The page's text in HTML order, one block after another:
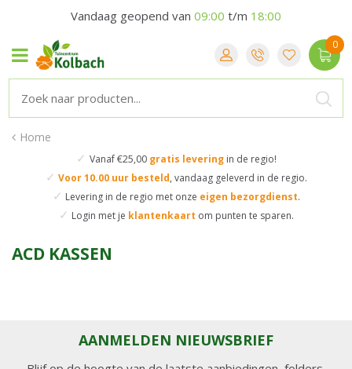
Home
✓ Vanaf €25,00 gratis leveringin de regio!
✓ Voor 10.00 uur besteld, vandaag geleverd in de regio.
✓ Levering in de regio met onze eigen bezorgdienst.
✓ Login met je klantenkaart om punten te sparen.
Vandaag geopend van 09:00 t/m 18:00
ACD KASSEN
AANMELDEN NIEUWSBRIEF